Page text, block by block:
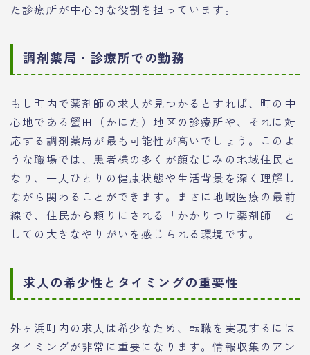
た診療所が中心的な役割を担っています。
調剤薬局・診療所での勤務
もし町内で薬剤師の求人が見つかるとすれば、町の中
心地である蟹田（かにた）地区の診療所や、それに対
応する調剤薬局が最も可能性が高いでしょう。このよ
うな職場では、患者様の多くが顔なじみの地域住民と
なり、一人ひとりの健康状態や生活背景を深く理解し
ながら関わることができます。まさに地域医療の最前
線で、住民から頼りにされる「かかりつけ薬剤師」と
しての大きなやりがいを感じられる環境です。
求人の希少性とタイミングの重要性
外ヶ浜町内の求人は希少なため、転職を実現するには
タイミングが非常に重要になります。情報収集のアン